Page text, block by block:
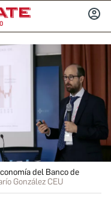
del Banco de
González CEU